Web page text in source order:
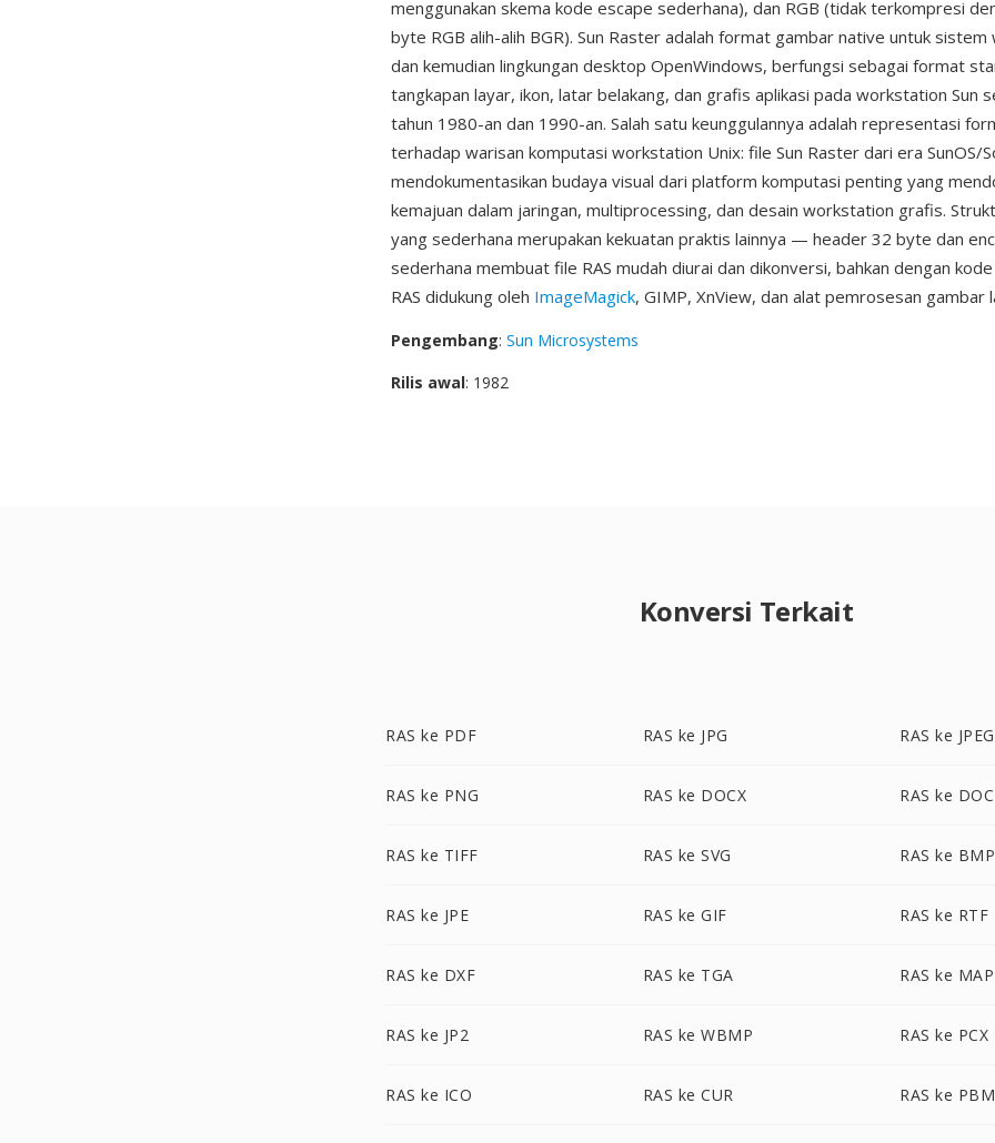
menggunakan skema kode escape sederhana), dan RGB (tidak terkompresi
byte RGB alih-alih BGR). Sun Raster adalah format gambar native untuk sistem
dan kemudian lingkungan desktop OpenWindows, berfungsi sebagai format
tangkapan layar, ikon, latar belakang, dan grafis aplikasi pada workstation Sun
tahun 1980-an dan 1990-an. Salah satu keunggulannya adalah representasi
terhadap warisan komputasi workstation Unix: file Sun Raster dari era SunOS/
mendokumentasikan budaya visual dari platform komputasi penting yang
kemajuan dalam jaringan, multiprocessing, dan desain workstation grafis.
yang sederhana merupakan kekuatan praktis lainnya — header 32 byte dan
sederhana membuat file RAS mudah diurai dan dikonversi, bahkan dengan
RAS didukung oleh ImageMagick, GIMP, XnView, dan alat pemrosesan gambar
Pengembang: Sun Microsystems
Rilis awal: 1982
Konversi Terkait
RAS ke PDF RAS ke JPG RAS ke JPEG
RAS ke PNG RAS ke DOCX RAS ke DOC
RAS ke TIFF RAS ke SVG RAS ke BMP
RAS ke JPE RAS ke GIF RAS ke RTF
RAS ke DXF RAS ke TGA RAS ke MAP
RAS ke JP2 RAS ke WBMP RAS ke PCX
RAS ke ICO RAS ke CUR RAS ke PBM